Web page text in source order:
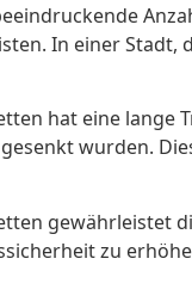
In einer
hat eine lange
wurden.
gewährleistet
zu